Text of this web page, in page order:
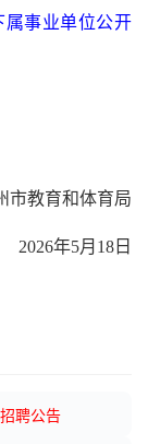
属事业单位公开
市教育和体育局
2026年5月18日
聘公告